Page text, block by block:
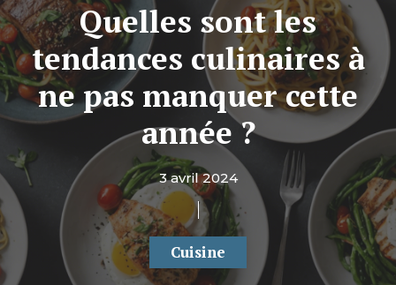
Quelles sont les
tendances culinaires à
ne pas manquer cette
année ?
3 avril 2024
Cuisine